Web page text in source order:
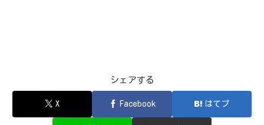
シェアする
X Facebook はてブ